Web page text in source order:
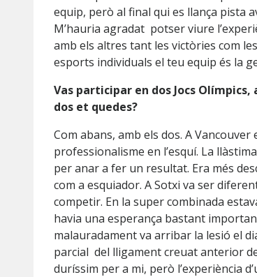
equip, però al final qui es llança pista
M’hauria agradat potser viure
amb els altres tant les victòries com
esports individuals el teu equip és la
Vas participar en dos Jocs
dos et quedes?
Com abans, amb els dos. A
professionalisme en l’esquí. La
per anar a fer un resultat. Era més
com a esquiador. A Sotxi va ser
competir. En la super combinada
havia una esperança bastant
malauradament va arribar la lesió el
parcial del lligament creuat anterior
duríssim per a mi, però l’experiència